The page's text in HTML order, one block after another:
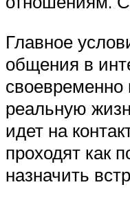
Главное
общения в
своевременно
реальную
идет на
проходят как
назначить